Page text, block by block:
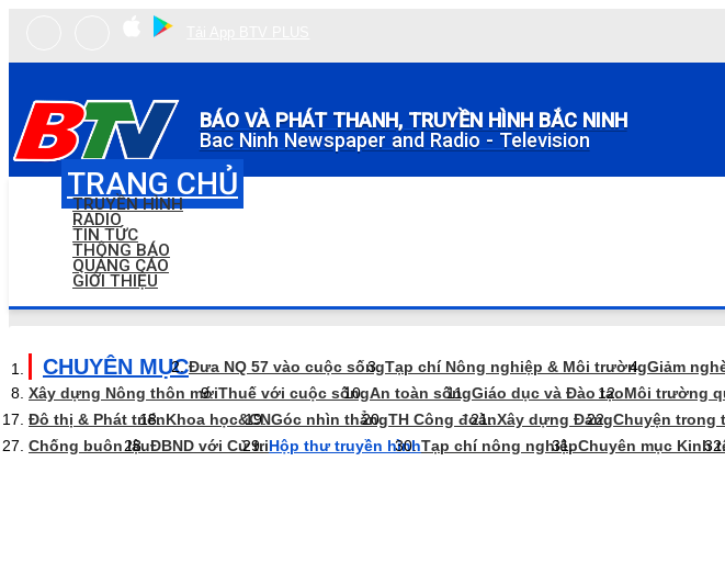
BÁO VÀ PHÁT THANH, TRUYỀN HÌNH BẮC NINH
Bac Ninh Newspaper and Radio - Television
TRANG CHỦ
TRUYỀN HÌNH
RADIO
TIN TỨC
THÔNG BÁO
QUẢNG CÁO
GIỚI THIỆU
CHUYÊN MỤCĐưa NQ 57 vào cuộc sốngTạp chí Nông nghiệp & Môi trườngGiảm
Xây dựng Nông thôn mớiThuế với cuộc sốngAn toàn sốngGiáo dục và Đào tạoMôi trường
Đô thị & Phát triểnKhoa học&CNGóc nhìn thẳngTH Công đoànXây dựng ĐảngChuyện trong
Chống buôn lậuĐBND với Cử triHộp thư truyền hìnhTạp chí nông nghiệpChuyên mục Kinh